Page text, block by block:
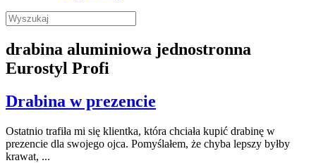
Wyszukaj:
drabina aluminiowa jednostronna
Eurostyl Profi
Drabina w prezencie
Ostatnio trafiła mi się klientka, która chciała kupić drabinę w
prezencie dla swojego ojca. Pomyślałem, że chyba lepszy byłby
krawat, ...